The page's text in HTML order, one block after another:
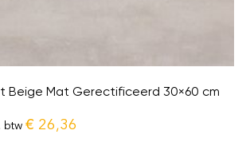
Beige Mat Gerectificeerd 30×60 cm
btw € 26,36